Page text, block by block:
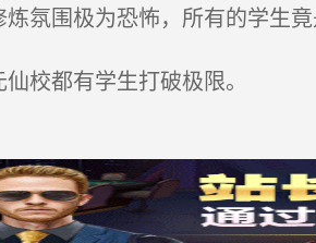
氛围极为恐怖，所有的学生
校都有学生打破极限。